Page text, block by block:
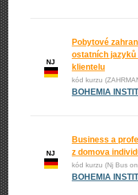
NJ
Pobytové
ostatních
klientelu
kód kurzu
BOHEMIA
NJ
Business a
z domova
kód kurzu (Nj Bus
BOHEMIA